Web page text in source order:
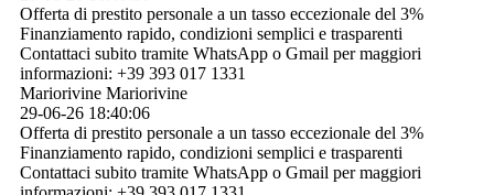
Offerta di prestito personale a un tasso eccezionale del 3%
Finanziamento rapido, condizioni semplici e trasparenti
Contattaci subito tramite WhatsApp o Gmail per maggiori
informazioni: +39 393 017 1331
Mariorivine Mariorivine
29-06-26 18:40:06
Offerta di prestito personale a un tasso eccezionale del 3%
Finanziamento rapido, condizioni semplici e trasparenti
Contattaci subito tramite WhatsApp o Gmail per maggiori